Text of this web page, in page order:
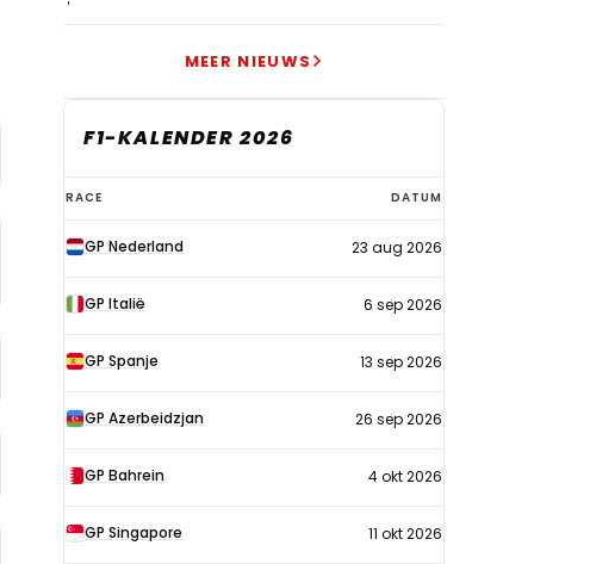
MEER NIEUWS
F1-KALENDER 2026
F1-
kalender
2026
RACE DATUM
GP Nederland 23 aug 2026
GP Italië 6 sep 2026
GP Spanje 13 sep 2026
GP Azerbeidzjan 26 sep 2026
GP Bahrein 4 okt 2026
GP Singapore 11 okt 2026